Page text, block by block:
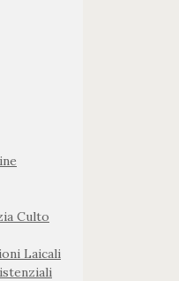
Culto
Laicali